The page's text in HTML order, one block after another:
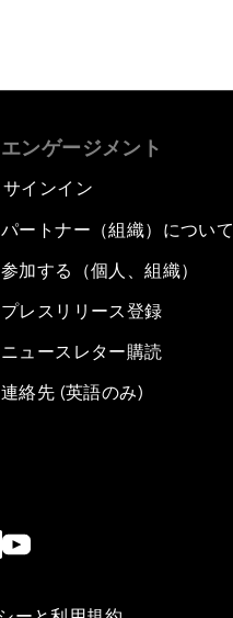
エンゲージメント
サインイン
パートナー（組織）について
参加する（個人、組織）
プレスリリース登録
ニュースレター購読
連絡先 (英語のみ)